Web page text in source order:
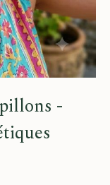
-